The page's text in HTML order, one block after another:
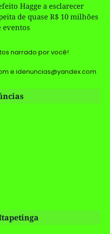
Hagge a esclarecer
de quase R$ 10 milhões
eventos
narrado por você!
e idenuncias@yandex.com